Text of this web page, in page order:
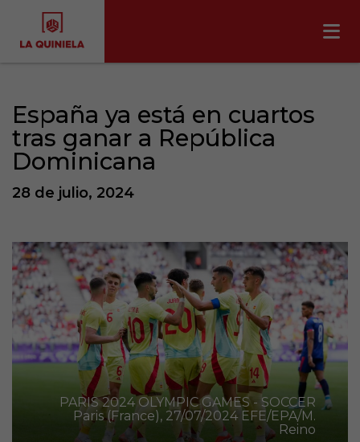
España ya está en cuartos
tras ganar a República
Dominicana
28 de julio, 2024
PARIS 2024 OLYMPIC GAMES - SOCCER
Paris (France), 27/07/2024 EFE/EPA/M.
Reino